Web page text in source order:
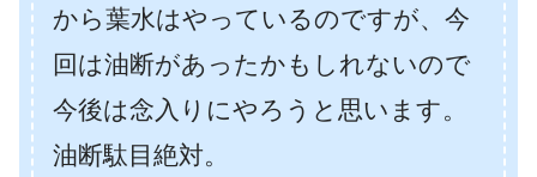
から葉水はやっているのですが、今
回は油断があったかもしれないので
今後は念入りにやろうと思います。
油断駄目絶対。